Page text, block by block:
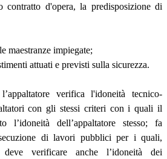
contratto d'opera, la predisposizione di
maestranze impiegate;
attuati e previsti sulla sicurezza.
verifica l'idoneità tecnico-
con gli stessi criteri con i quali il
l’idoneità dell’appaltatore stesso; fa
di lavori pubblici per i quali,
verificare anche l’idoneità dei